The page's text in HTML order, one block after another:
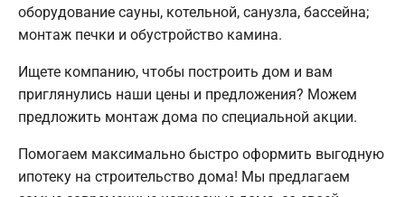
оборудование сауны, котельной, санузла, бассейна;
монтаж печки и обустройство камина.
Ищете компанию, чтобы построить дом и вам
приглянулись наши цены и предложения? Можем
предложить монтаж дома по специальной акции.
Помогаем максимально быстро оформить выгодную
ипотеку на строительство дома! Мы предлагаем